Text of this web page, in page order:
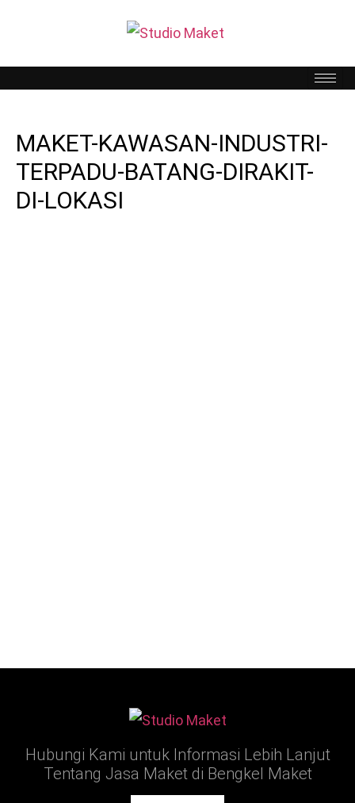
MAKET-KAWASAN-INDUSTRI-
TERPADU-BATANG-DIRAKIT-
DI-LOKASI
Hubungi Kami untuk Informasi Lebih Lanjut
Tentang Jasa Maket di Bengkel Maket